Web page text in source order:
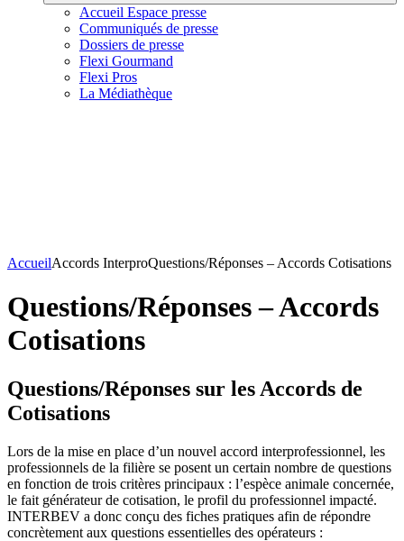
Accueil Espace presse
Communiqués de presse
Dossiers de presse
Flexi Gourmand
Flexi Pros
La Médiathèque
AccueilAccords InterproQuestions/Réponses – Accords Cotisations
Questions/Réponses – Accords
Cotisations
Questions/Réponses sur les Accords de
Cotisations
Lors de la mise en place d’un nouvel accord interprofessionnel, les
professionnels de la filière se posent un certain nombre de questions
en fonction de trois critères principaux : l’espèce animale concernée,
le fait générateur de cotisation, le profil du professionnel impacté.
INTERBEV a donc conçu des fiches pratiques afin de répondre
concrètement aux questions essentielles des opérateurs :